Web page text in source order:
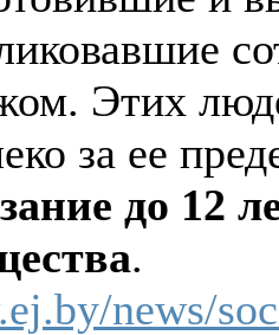
Этих
за ее
до 12
.
news/